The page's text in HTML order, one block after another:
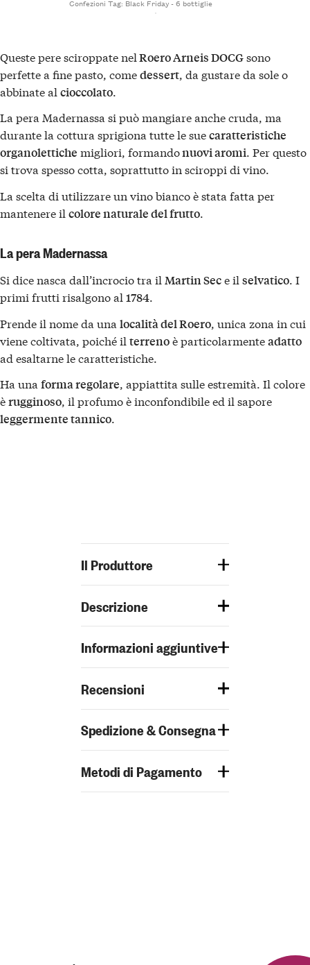
Confezioni Tag: Black Friday - 6 bottiglie
Queste pere sciroppate nelRoero Arneis DOCGsono
perfette a fine pasto, comedessert, da gustare da sole o
abbinate al cioccolato.
La pera Madernassa si può mangiare anche cruda, ma
durante la cottura sprigiona tutte le suecaratteristiche
organolettiche migliori, formandonuovi aromi. Per questo
si trova spesso cotta, soprattutto in sciroppi di vino.
La scelta di utilizzare un vino bianco è stata fatta per
mantenere il colore naturale del frutto.
La pera Madernassa
Si dice nasca dall’incrocio tra il Martin Sece il selvatico. I
primi frutti risalgono al 1784.
Prende il nome da una località del Roero, unica zona in cui
viene coltivata, poiché il terrenoè particolarmenteadatto
ad esaltarne le caratteristiche.
Ha una forma regolare, appiattita sulle estremità. Il colore
èrugginoso, il profumo è inconfondibile ed il sapore
leggermente tannico.
Il Produttore
Descrizione
Informazioni aggiuntive
Recensioni
Spedizione & Consegna
Metodi di Pagamento